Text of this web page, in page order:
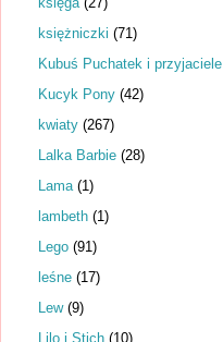
księżniczki (71)
Kubuś Puchatek i przyjaciele
Kucyk Pony (42)
kwiaty (267)
Lalka Barbie (28)
Lama (1)
lambeth (1)
Lego (91)
leśne (17)
Lew (9)
Lilo i Stich (10)